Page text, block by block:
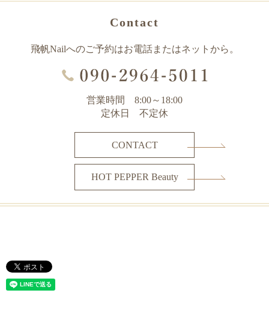
Contact
飛帆Nailへのご予約はお電話またはネットから。
営業時間 8:00～18:00
定休日 不定休
CONTACT
HOT PEPPER Beauty